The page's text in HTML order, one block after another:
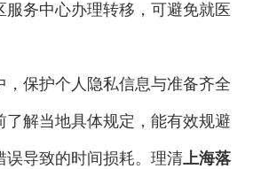
服务中心办理转移，可避免就医
保护个人隐私信息与准备齐全
了解当地具体规定，能有效规避
误导致的时间损耗。理清上海落